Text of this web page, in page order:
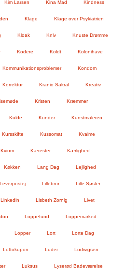
Kim Larsen Kina Mad Kindness
Klage Klage over Psykiatrien
Kloak Kniv Knuste Drømme
Kodere Koldt Kolonihave
Kommunikationsproblemer Kondom
Korrektur Kranio Sakral Kreativ
Kristen Kræmmer
Kulde Kunder Kunstmaleren
Kursskifte Kussomat Kvalme
Kvium Kærester Kærlighed
Køkken Lang Dag Lejlighed
Leverpostej Lillebror Lille Søster
Linkedin Lisbeth Zornig Livet
Loppefund Loppemarked
Lopper Lort Lorte Dag
Lottokupon Luder Ludwigsen
Luksus Lyserød Badeværelse